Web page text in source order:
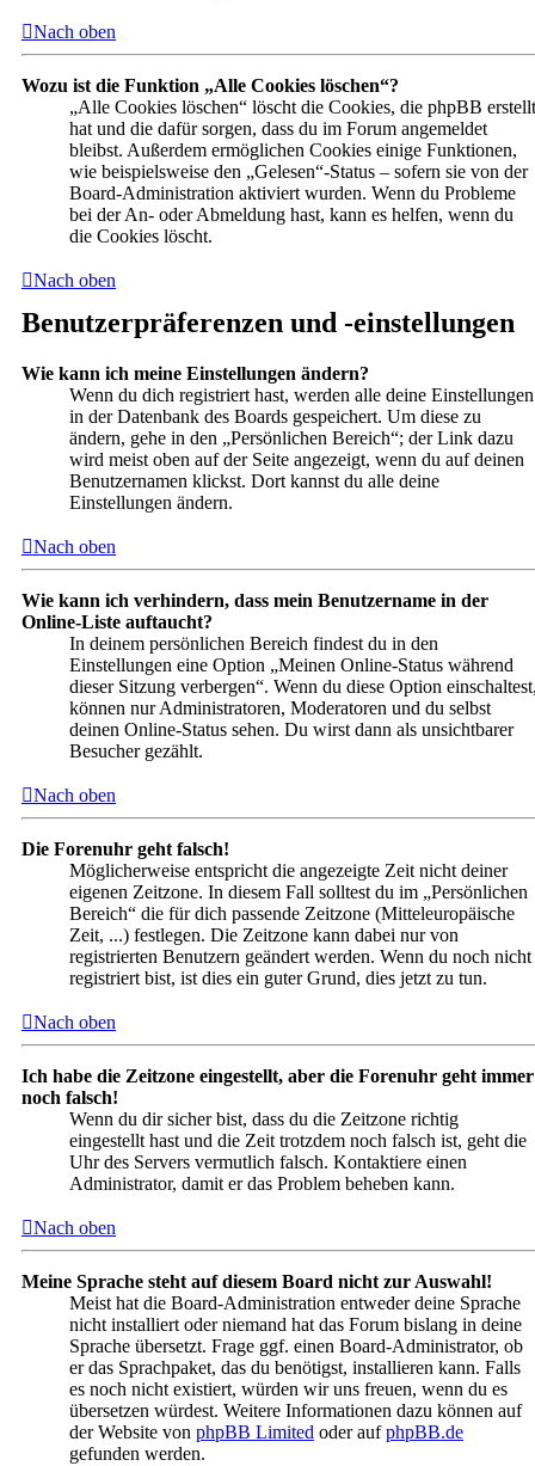
Nach oben
Wozu ist die Funktion „Alle Cookies löschen“?
„Alle Cookies löschen“ löscht die Cookies, die phpBB erstellt
hat und die dafür sorgen, dass du im Forum angemeldet
bleibst. Außerdem ermöglichen Cookies einige Funktionen,
wie beispielsweise den „Gelesen“-Status – sofern sie von der
Board-Administration aktiviert wurden. Wenn du Probleme
bei der An- oder Abmeldung hast, kann es helfen, wenn du
die Cookies löscht.
Nach oben
Benutzerpräferenzen und -einstellungen
Wie kann ich meine Einstellungen ändern?
Wenn du dich registriert hast, werden alle deine Einstellungen
in der Datenbank des Boards gespeichert. Um diese zu
ändern, gehe in den „Persönlichen Bereich“; der Link dazu
wird meist oben auf der Seite angezeigt, wenn du auf deinen
Benutzernamen klickst. Dort kannst du alle deine
Einstellungen ändern.
Nach oben
Wie kann ich verhindern, dass mein Benutzername in der
Online-Liste auftaucht?
In deinem persönlichen Bereich findest du in den
Einstellungen eine Option „Meinen Online-Status während
dieser Sitzung verbergen“. Wenn du diese Option
können nur Administratoren, Moderatoren und du selbst
deinen Online-Status sehen. Du wirst dann als unsichtbarer
Besucher gezählt.
Nach oben
Die Forenuhr geht falsch!
Möglicherweise entspricht die angezeigte Zeit nicht deiner
eigenen Zeitzone. In diesem Fall solltest du im „Persönlichen
Bereich“ die für dich passende Zeitzone (Mitteleuropäische
Zeit, ...) festlegen. Die Zeitzone kann dabei nur von
registrierten Benutzern geändert werden. Wenn du noch nicht
registriert bist, ist dies ein guter Grund, dies jetzt zu tun.
Nach oben
Ich habe die Zeitzone eingestellt, aber die Forenuhr geht immer
noch falsch!
Wenn du dir sicher bist, dass du die Zeitzone richtig
eingestellt hast und die Zeit trotzdem noch falsch ist, geht die
Uhr des Servers vermutlich falsch. Kontaktiere einen
Administrator, damit er das Problem beheben kann.
Nach oben
Meine Sprache steht auf diesem Board nicht zur Auswahl!
Meist hat die Board-Administration entweder deine Sprache
nicht installiert oder niemand hat das Forum bislang in deine
Sprache übersetzt. Frage ggf. einen Board-Administrator, ob
er das Sprachpaket, das du benötigst, installieren kann. Falls
es noch nicht existiert, würden wir uns freuen, wenn du es
übersetzen würdest. Weitere Informationen dazu können auf
der Website von phpBB Limited oder aufphpBB.de
gefunden werden.